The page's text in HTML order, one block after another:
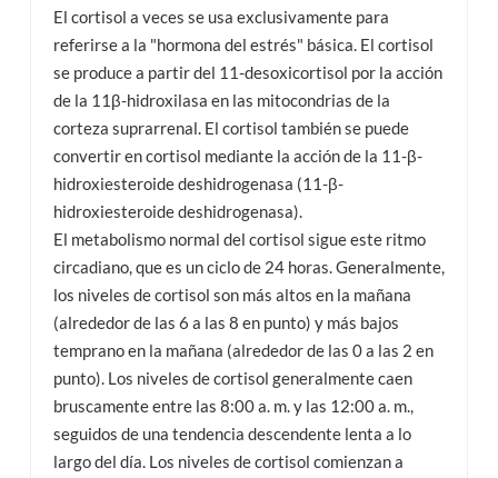
El cortisol a veces se usa exclusivamente para
referirse a la "hormona del estrés" básica. El cortisol
se produce a partir del 11-desoxicortisol por la acción
de la 11β-hidroxilasa en las mitocondrias de la
corteza suprarrenal. El cortisol también se puede
convertir en cortisol mediante la acción de la 11-β-
hidroxiesteroide deshidrogenasa (11-β-
hidroxiesteroide deshidrogenasa).
El metabolismo normal del cortisol sigue este ritmo
circadiano, que es un ciclo de 24 horas. Generalmente,
los niveles de cortisol son más altos en la mañana
(alrededor de las 6 a las 8 en punto) y más bajos
temprano en la mañana (alrededor de las 0 a las 2 en
punto). Los niveles de cortisol generalmente caen
bruscamente entre las 8:00 a. m. y las 12:00 a. m.,
seguidos de una tendencia descendente lenta a lo
largo del día. Los niveles de cortisol comienzan a